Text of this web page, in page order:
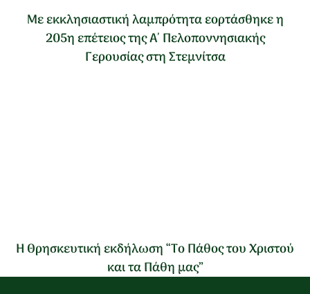
Με εκκλησιαστική λαμπρότητα εορτάσθηκε η
205η επέτειος της Α΄ Πελοποννησιακής
Γερουσίας στη Στεμνίτσα
Η Θρησκευτική εκδήλωση “Το Πάθος του Χριστού
και τα Πάθη μας”